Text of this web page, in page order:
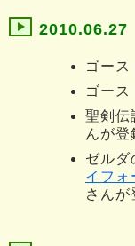
2010.06.27
ゴース
ゴース
聖剣伝
んが登
ゼルダ
イフォ
さんが